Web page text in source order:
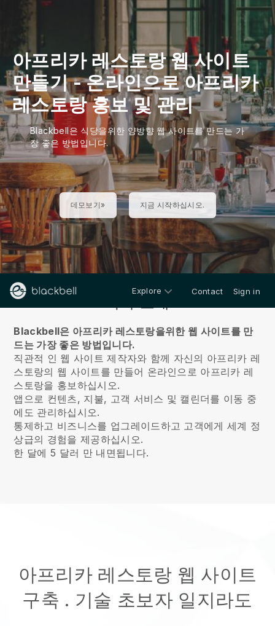
아프리카 레스토랑 웹 사이트
만들기-온라인으로 아프리카
레스토랑 홍보 및 관리
Blackbell은 식당을위한 양방향 웹 사이트를 만드는 가
장 좋은 방법입니다.
데모보기» 지금 시작하십시오.
Explore Contact Sign in
Blackbell은 아프리카 레스토랑을위한 웹 사이트를 만
드는 가장 좋은 방법입니다.
직관적 인 웹 사이트 제작자와 함께 자신의 아프리카 레
스토랑의 웹 사이트를 만들어 온라인으로 아프리카 레
스토랑을 홍보하십시오.
앱으로 컨텐츠, 지불, 고객 서비스 및 캘린더를 이동 중
에도 관리하십시오.
통제하고 비즈니스를 업그레이드하고 고객에게 세계 정
상급의 경험을 제공하십시오.
한 달에 5 달러 만 내면됩니다.
아프리카 레스토랑 웹 사이트
구축 . 기술 초보자 일지라도